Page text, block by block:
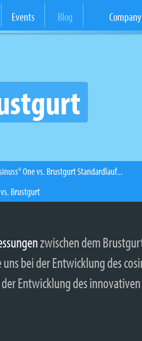
Events Blog Company
One vs. Brustgurt Standardlauf...
Brustgurt
zwischen dem
bei der Entwicklung des
Entwicklung des